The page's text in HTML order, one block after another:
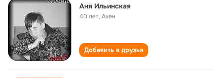
Аня Ильинская
40 лет,Ахен
Добавить в друзья